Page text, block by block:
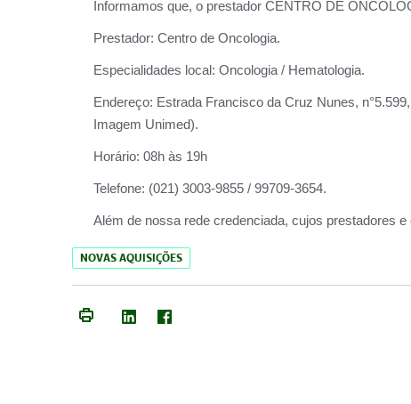
Informamos que, o prestador CENTRO DE
Prestador: Centro de Oncologia.
Especialidades local: Oncologia / Hematologia.
Endereço: Estrada Francisco da Cruz Nunes,
Imagem Unimed).
Horário: 08h às 19h
Telefone: (021) 3003-9855 / 99709-3654.
Além de nossa rede credenciada, cujos prestadores
NOVAS AQUISIÇÕES